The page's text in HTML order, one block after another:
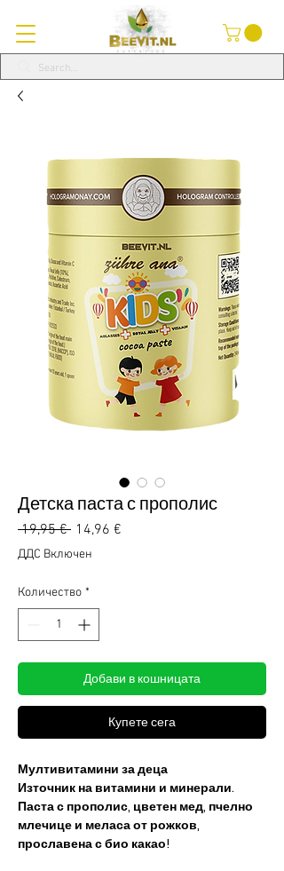
Детска паста с прополис
19,95 € Редовна
цена
14,96 €
ДДС Включен
Количество *
Добави в кошницата
Купете сега
Мултивитамини за деца
Източник на витамини и минерали.
Паста с прополис, цветен мед, пчелно
млечице и меласа от рожков,
прославена с био какао!